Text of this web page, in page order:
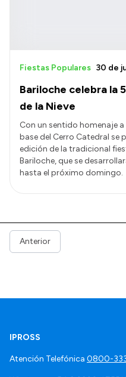
Bariloche celebra la
de la Nieve
Fiestas Populares 30 de
Con un sentido homenaje
base del Cerro Catedral se
edición de la tradicional
Bariloche, que se
hasta el próximo domingo.
Anterior
IPROSS
Atención Telefónica 0800-